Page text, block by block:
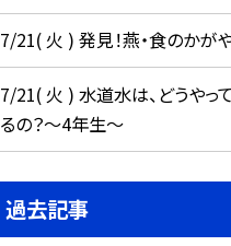
7/21( 火 ) 発見！燕・食のかが
7/21( 火 ) 水道水は、どうやっ
るの？～4年生～
過去記事